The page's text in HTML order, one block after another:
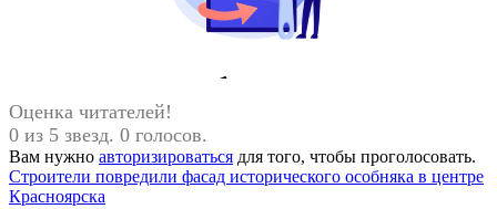
Оценка читателей!
0 из 5 звезд. 0 голосов.
Вам нужно авторизироваться для того, чтобы проголосовать.
Навигация
Предыдущая
запись:
Строители повредили фасад исторического особняка в центре
Красноярска